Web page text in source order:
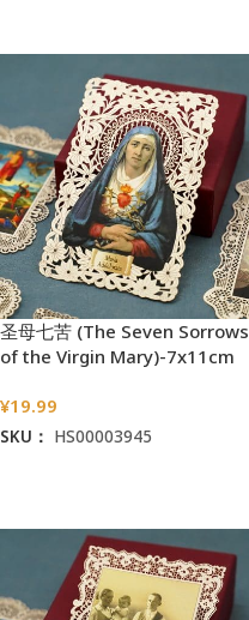
圣母七苦 (The Seven Sorrows
of the Virgin Mary)-7x11cm
¥19.99
SKU： HS00003945